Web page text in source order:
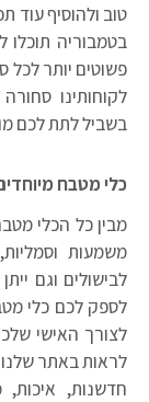
טוב ולהוסיף עוד
בטמבוריה תוכלו
פשוטים יותר לכל
לקוחותינו
בשביל לתת לכם
כלי מטבח
מבין כל הכלי
משמעות
לבישולים וגם
לספק לכם כלי
לצורך האישי
לראות באתר
חדשנות, איכות,